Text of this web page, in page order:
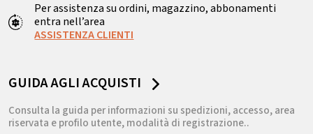
Per assistenza su ordini, magazzino, abbonamenti
entra nell’area
ASSISTENZA CLIENTI
GUIDA AGLI ACQUISTI
Consulta la guida per informazioni su spedizioni, accesso, area
riservata e profilo utente, modalità di registrazione..